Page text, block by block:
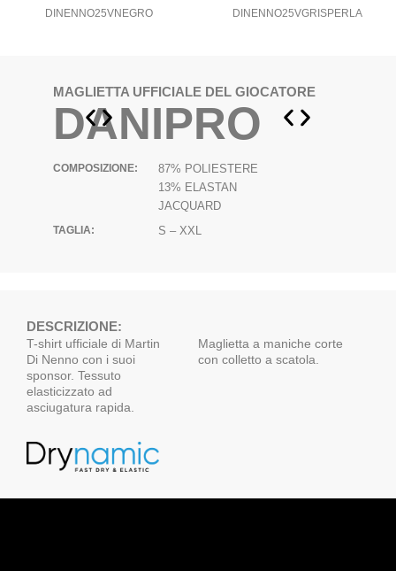
DINENNO25VNEGRO DINENNO25VNEGRO_P
DINENNO25VGRISPERLA
MAGLIETTA UFFICIALE DEL GIOCATORE
DANIPRO
COMPOSIZIONE:
87% POLIESTERE
13% ELASTAN
JACQUARD
TAGLIA: S – XXL
DESCRIZIONE:
T-shirt ufficiale di Martin
Di Nenno con i suoi
sponsor. Tessuto
elasticizzato ad
asciugatura rapida.
Maglietta a maniche corte
con colletto a scatola.